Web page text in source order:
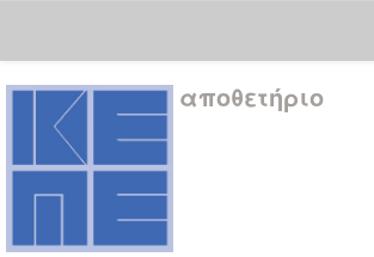
Skip
navigation
αποθετήριο